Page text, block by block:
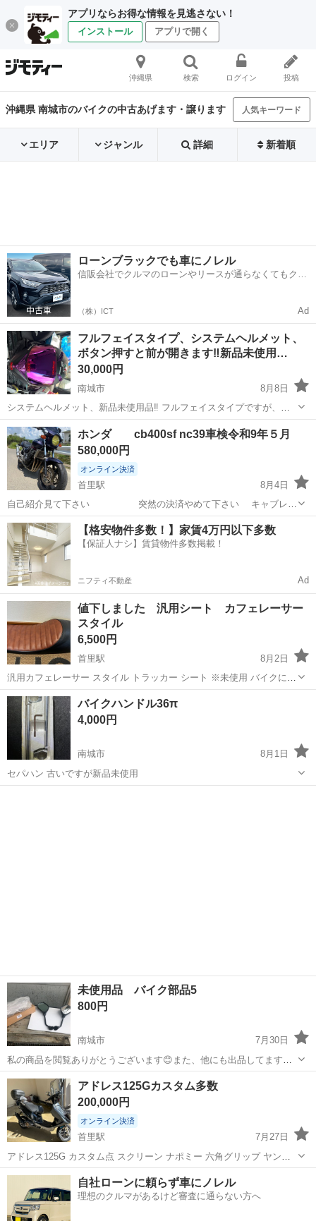
アプリならお得な情報を見逃さない！
インストール アプリで開く
沖縄県 検索 ログイン 投稿
沖縄県 南城市のバイクの中古あげます・譲ります 人気キーワード
エリア ジャンル 詳細 新着順
ローンブラックでも車にノレル
信販会社でクルマのローンやリースが通らなくてもクル
（株）ICT Ad
フルフェイスタイプ、システムヘルメット、
ボタン押すと前が開きます‼️新品未使用…
30,000円
南城市
8月8日
システムヘルメット、新品未使用品‼️ フルフェイスタイプですが、シ
ステムヘルメットです‼️ ロックボタンを解除すると、前側が開いて、Z
ヘルのような開放感があります‼️中にライトスモークのスライド式のサ
ングラスが出てきます‼️...
沖縄 南城市 その他
ホンダ cb400sf nc39車検令和9年５月
580,000円
オンライン決済
首里駅
8月4日
自己紹介見て下さい 突然の決済やめて下さい キャブレタ
ーOH済み(Oリング交換済み) フロントキャリパーOH済み(Oリング交換
済み) エアクリーナー新品交換済み 社外品 ナポレオンミラー／カウ
ル／LEDヘッド...
沖縄 南城市 首里駅 ホンダ
【格安物件多数！】家賃4万円以下多数
【保証人ナシ】賃貸物件多数掲載！
ニフティ不動産 Ad
値下しました 汎用シート カフェレーサー
スタイル
6,500円
首里駅
8月2日
汎用カフェレーサー スタイル トラッカー シート ※未使用 バイクに合
わせるために、一度開封したのみです おおまかなサイズ 長さ61 幅
21 バイク初心者のため、取り付け車種等のお問い合わせにはお応えし
かねますので、...
沖縄 南城市 首里駅 その他
バイクハンドル36π
4,000円
南城市
8月1日
セパハン 古いですが新品未使用
未使用品 バイク部品5
800円
南城市
7月30日
私の商品を閲覧ありがとうございます😊また、他にも出品してますの
で、チェックを宜しくお願いします🙇😁 未使用品の画像の商品です。
動作確認済み。 必要な方、宜しくお願いします。 倉庫から出てきまし
た。どのバイク用かわかり...
沖縄 南城市 バイク
アドレス125Gカスタム多数
200,000円
オンライン決済
首里駅
7月27日
アドレス125G カスタム点 スクリーン ナポミー 六角グリップ ヤンカ
ゴ バックレスト キャリア インナー艶アリ ウィンカーLED 社外ホーク
社外ホイル 社外リアサス チビ上げ6 かち上げアーバーンかアルファー
菅 ...
沖縄 南城市 首里駅 スズキ
自社ローンに頼らず車にノレル
理想のクルマがあるけど審査に通らない方へ